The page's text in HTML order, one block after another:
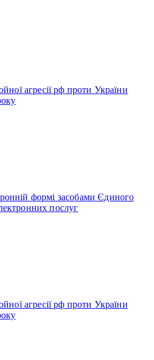
агресії рф проти України
формі засобами Єдиного
послуг
агресії рф проти України